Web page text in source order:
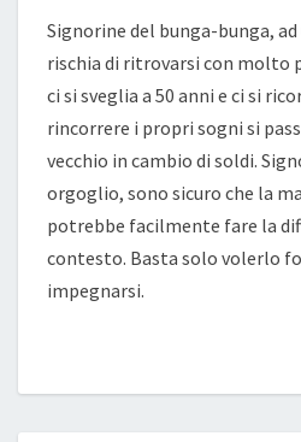
Signorine del bunga-bunga,
rischia di ritrovarsi con molto
ci si sveglia a 50 anni e ci si
rincorrere i propri sogni si
vecchio in cambio di soldi.
orgoglio, sono sicuro che la
potrebbe facilmente fare la
contesto. Basta solo volerlo
impegnarsi.